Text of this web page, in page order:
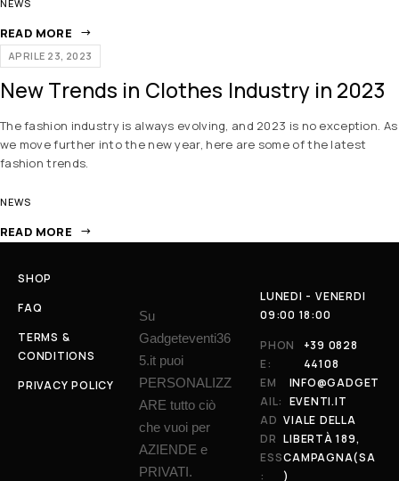
NEWS
READ MORE
APRILE 23, 2023
New Trends in Clothes Industry in 2023
The fashion industry is always evolving, and 2023 is no exception. As
we move further into the new year, here are some of the latest
fashion trends.
NEWS
READ MORE
SHOP
FAQ
TERMS &
CONDITIONS
PRIVACY POLICY
Su
Gadgeteventi36
5.it puoi
PERSONALIZZ
ARE tutto ciò
che vuoi per
AZIENDE e
PRIVATI.
LUNEDI - VENERDI
09:00 18:00
PHON
E:
+39 0828
44108
EM
AIL:
INFO@GADGET
EVENTI.IT
AD
DR
ESS
:
VIALE DELLA
LIBERTÀ 189,
CAMPAGNA(SA
)